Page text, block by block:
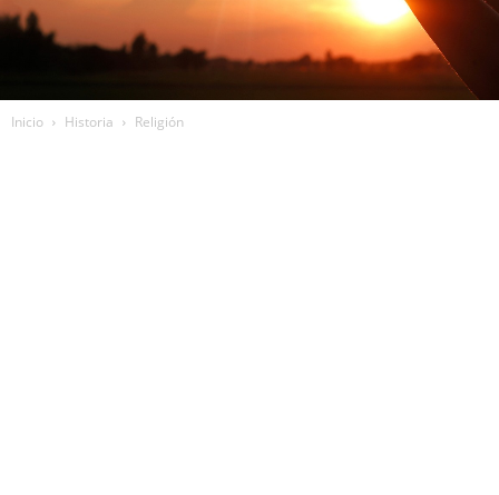
Inicio Historia Religión